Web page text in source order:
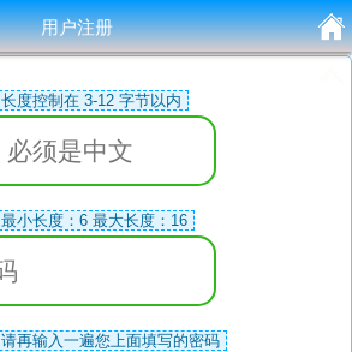
用户注册
长度控制在 3-12 字节以内
最小长度：6 最大长度：16
请再输入一遍您上面填写的密码